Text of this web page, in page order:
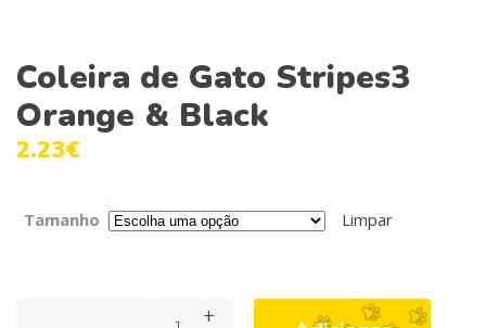
Coleira de Gato Stripes3
Orange & Black
2.23€
Tamanho Limpar
+